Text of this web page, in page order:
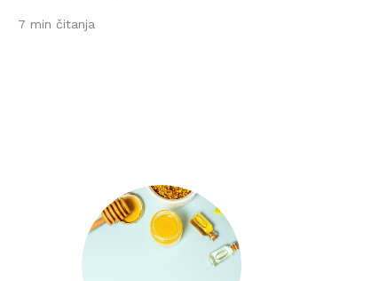
7 min čitanja